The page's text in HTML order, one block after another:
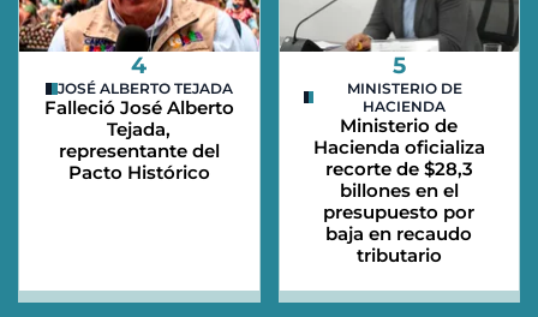
4
JOSÉ ALBERTO TEJADA
Falleció José Alberto
Tejada,
representante del
Pacto Histórico
5
MINISTERIO DE
HACIENDA
Ministerio de
Hacienda oficializa
recorte de $28,3
billones en el
presupuesto por
baja en recaudo
tributario